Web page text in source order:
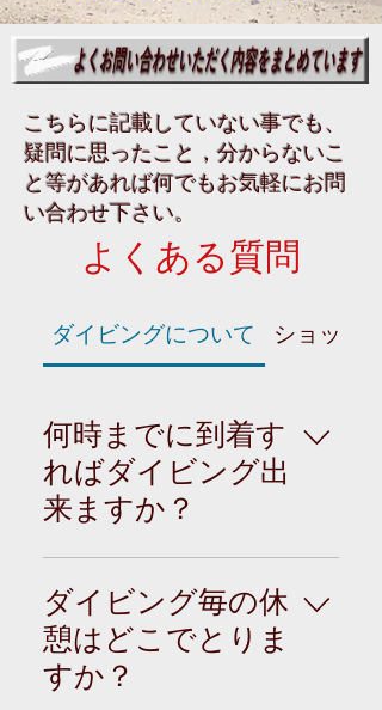
こちらに記載していない事でも、
疑問に思ったこと，分からないこ
と等があれば何でもお気軽にお問
い合わせ下さい。
よくある質問
ダイビングについて ショップ
何時までに到着す
ればダイビング出
来ますか？
09：00位までに到着
出来たら２ダイブ可
能です。 12 : 00まで
に到着で１ダイブ出
来ます。 当日の予約
ダイビング毎の休
憩はどこでとりま
すか？